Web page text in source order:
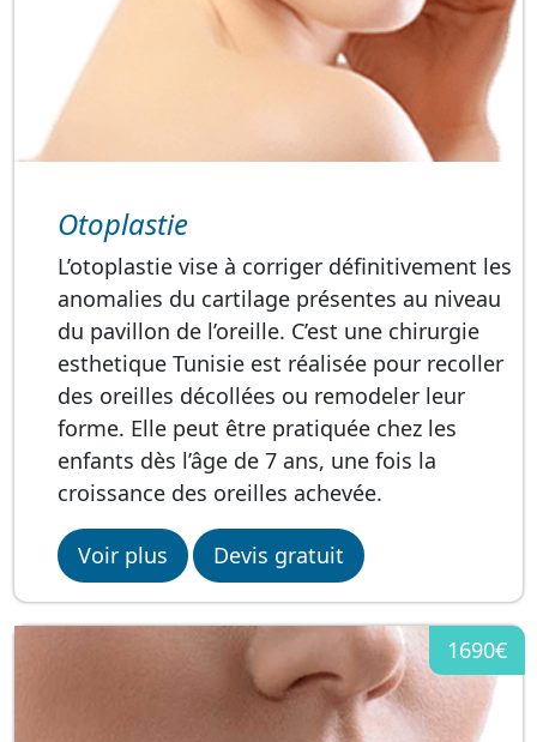
Otoplastie
L’otoplastie vise à corriger définitivement les
anomalies du cartilage présentes au niveau
du pavillon de l’oreille. C’est une chirurgie
esthetique Tunisie est réalisée pour recoller
des oreilles décollées ou remodeler leur
forme. Elle peut être pratiquée chez les
enfants dès l’âge de 7 ans, une fois la
croissance des oreilles achevée.
Voir plus Devis gratuit
1690€